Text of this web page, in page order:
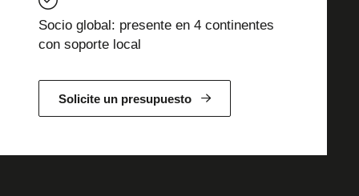
Socio global: presente en 4 continentes
con soporte local
Solicite un presupuesto